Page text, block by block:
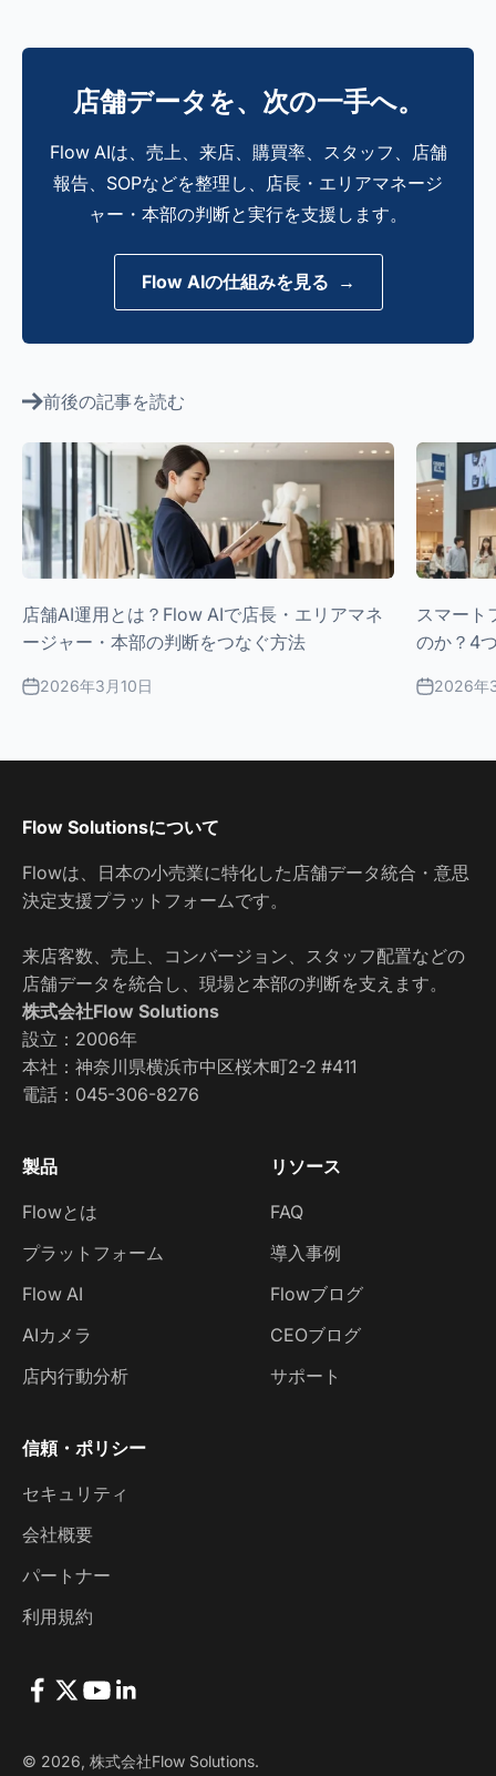
店舗データを、次の一手へ。
Flow AIは、売上、来店、購買率、スタッフ、店舗
報告、SOPなどを整理し、店長・エリアマネージ
ャー・本部の判断と実行を支援します。
Flow AIの仕組みを見る →
前後の記事を読む
店舗AI運用とは？Flow AIで店長・エリアマネ
ージャー・本部の判断をつなぐ方法
2026年3月10日
スマート
のか？4
2026年
Flow Solutionsについて
Flowは、日本の小売業に特化した店舗データ統合・意思
決定支援プラットフォームです。
来店客数、売上、コンバージョン、スタッフ配置などの
店舗データを統合し、現場と本部の判断を支えます。
株式会社Flow Solutions
設立：2006年
本社：神奈川県横浜市中区桜木町2-2 #411
電話： 045-306-8276
製品
Flowとは
プラットフォーム
Flow AI
AIカメラ
店内行動分析
リソース
FAQ
導入事例
Flowブログ
CEOブログ
サポート
信頼・ポリシー
セキュリティ
会社概要
パートナー
利用規約
© 2026, 株式会社Flow Solutions.